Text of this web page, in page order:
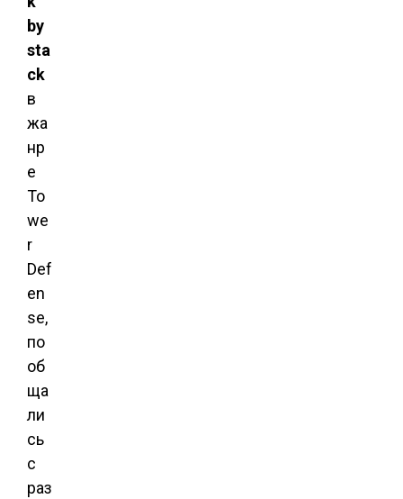
by
sta
ck
в
жа
нр
е
To
we
r
Def
en
se,
по
об
ща
ли
сь
с
раз